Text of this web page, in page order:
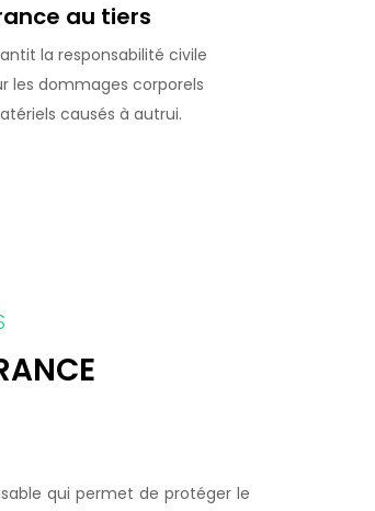
au tiers
la responsabilité civile
les dommages corporels
causés à autrui.
qui permet de protéger le